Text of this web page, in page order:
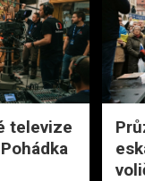
televize